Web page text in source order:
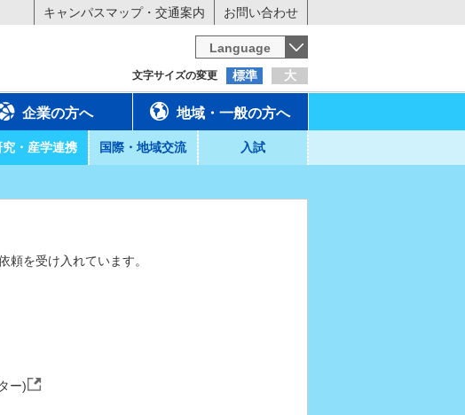
キャンパスマップ・交通案内 お問い合わせ
文字サイズの変更 標準 大
Language
企業の方へ 地域・一般の方へ
究・産学連携 国際・地域交流 入試
頼を受け入れています。
ー)